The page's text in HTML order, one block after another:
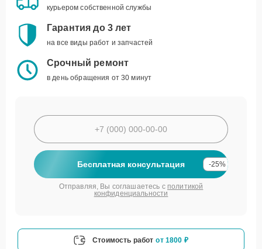
курьером собственной службы
Гарантия до 3 лет
на все виды работ и запчастей
Срочный ремонт
в день обращения от 30 минут
Бесплатная консультация -25%
Отправляя, Вы соглашаетесь с политикой
конфиденциальности
Стоимость работ от 1800 ₽